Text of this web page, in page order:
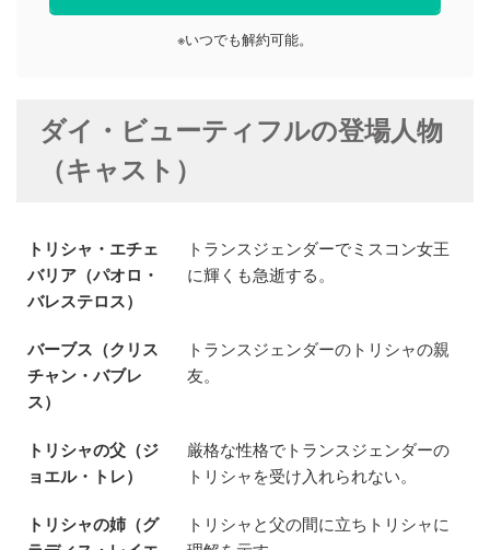
※いつでも解約可能。
ダイ・ビューティフルの登場人物
（キャスト）
トリシャ・エチェ
バリア（パオロ・
バレステロス）
トランスジェンダーでミスコン女王
に輝くも急逝する。
バーブス（クリス
チャン・バブレ
ス）
トランスジェンダーのトリシャの親
友。
トリシャの父（ジ
ョエル・トレ）
厳格な性格でトランスジェンダーの
トリシャを受け入れられない。
トリシャの姉（グ
トリシャと父の間に立ちトリシャに